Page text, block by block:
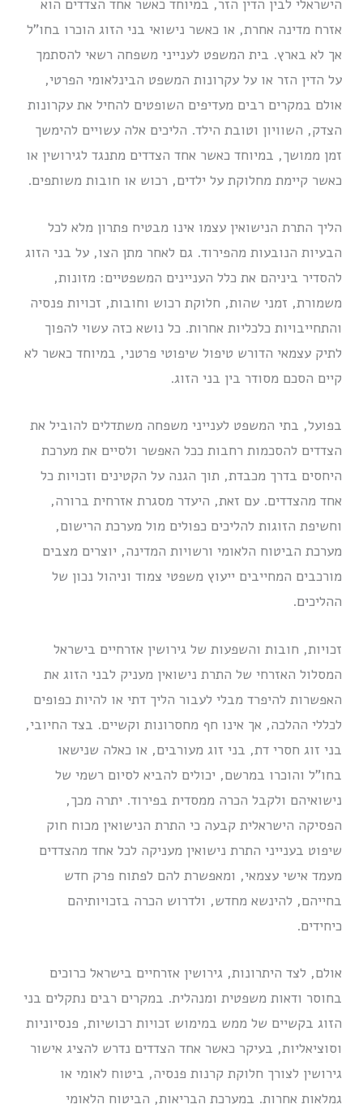
הישראלי לבין הדין הזר, במיוחד כאשר אחד הצדדים הוא
אזרח מדינה אחרת, או כאשר נישואי בני הזוג הוכרו בחו”ל
אך לא בארץ. בית המשפט לענייני משפחה רשאי להסתמך
על הדין הזר או על עקרונות המשפט הבינלאומי הפרטי,
אולם במקרים רבים מעדיפים השופטים להחיל את עקרונות
הצדק, השוויון וטובת הילד. הליכים אלה עשויים להימשך
זמן ממושך, במיוחד כאשר אחד הצדדים מתנגד לגירושין או
כאשר קיימת מחלוקת על ילדים, רכוש או חובות משותפים.
הליך התרת הנישואין עצמו אינו מבטיח פתרון מלא לכל
הבעיות הנובעות מהפירוד. גם לאחר מתן הצו, על בני הזוג
להסדיר ביניהם את כלל העניינים המשפטיים: מזונות,
משמורת, זמני שהות, חלוקת רכוש וחובות, זכויות פנסיה
והתחייבויות כלכליות אחרות. כל נושא כזה עשוי להפוך
לתיק עצמאי הדורש טיפול שיפוטי פרטני, במיוחד כאשר לא
קיים הסכם מסודר בין בני הזוג.
בפועל, בתי המשפט לענייני משפחה משתדלים להוביל את
הצדדים להסכמות רחבות ככל האפשר ולסיים את מערכת
היחסים בדרך מכבדת, תוך הגנה על הקטינים וזכויות כל
אחד מהצדדים. עם זאת, היעדר מסגרת אזרחית ברורה,
וחשיפת הזוגות להליכים כפולים מול מערכת הרישום,
מערכת הביטוח הלאומי ורשויות המדינה, יוצרים מצבים
מורכבים המחייבים ייעוץ משפטי צמוד וניהול נכון של
ההליכים.
זכויות, חובות והשפעות של גירושין אזרחיים בישראל
המסלול האזרחי של התרת נישואין מעניק לבני הזוג את
האפשרות להיפרד מבלי לעבור הליך דתי או להיות כפופים
לכללי ההלכה, אך אינו חף מחסרונות וקשיים. בצד החיובי,
בני זוג חסרי דת, בני זוג מעורבים, או כאלה שנישאו
בחו”ל והוכרו במרשם, יכולים להביא לסיום רשמי של
נישואיהם ולקבל הכרה ממסדית בפירוד. יתרה מכך,
הפסיקה הישראלית קבעה כי התרת הנישואין מכוח חוק
שיפוט בענייני התרת נישואין מעניקה לכל אחד מהצדדים
מעמד אישי עצמאי, ומאפשרת להם לפתוח פרק חדש
בחייהם, להינשא מחדש, ולדרוש הכרה בזכויותיהם
כיחידים.
אולם, לצד היתרונות, גירושין אזרחיים בישראל כרוכים
בחוסר ודאות משפטית ומנהלית. במקרים רבים נתקלים בני
הזוג בקשיים של ממש במימוש זכויות רכושיות, פנסיוניות
וסוציאליות, בעיקר כאשר אחד הצדדים נדרש להציג אישור
גירושין לצורך חלוקת קרנות פנסיה, ביטוח לאומי או
גמלאות אחרות. במערכת הבריאות, הביטוח הלאומי